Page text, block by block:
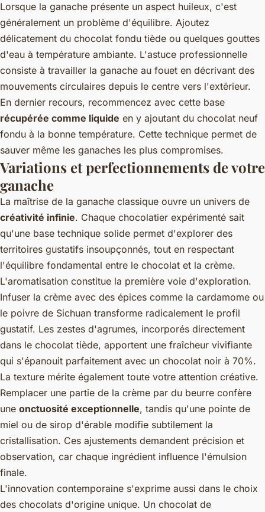
Lorsque la ganache présente un aspect huileux, c'est
généralement un problème d'équilibre. Ajoutez
délicatement du chocolat fondu tiède ou quelques gouttes
d'eau à température ambiante. L'astuce professionnelle
consiste à travailler la ganache au fouet en décrivant des
mouvements circulaires depuis le centre vers l'extérieur.
En dernier recours, recommencez avec cette base
récupérée comme liquide en y ajoutant du chocolat neuf
fondu à la bonne température. Cette technique permet de
sauver même les ganaches les plus compromises.
Variations et perfectionnements de votre
ganache
La maîtrise de la ganache classique ouvre un univers de
créativité infinie. Chaque chocolatier expérimenté sait
qu'une base technique solide permet d'explorer des
territoires gustatifs insoupçonnés, tout en respectant
l'équilibre fondamental entre le chocolat et la crème.
L'aromatisation constitue la première voie d'exploration.
Infuser la crème avec des épices comme la cardamome ou
le poivre de Sichuan transforme radicalement le profil
gustatif. Les zestes d'agrumes, incorporés directement
dans le chocolat tiède, apportent une fraîcheur vivifiante
qui s'épanouit parfaitement avec un chocolat noir à 70%.
La texture mérite également toute votre attention créative.
Remplacer une partie de la crème par du beurre confère
une onctuosité exceptionnelle, tandis qu'une pointe de
miel ou de sirop d'érable modifie subtilement la
cristallisation. Ces ajustements demandent précision et
observation, car chaque ingrédient influence l'émulsion
finale.
L'innovation contemporaine s'exprime aussi dans le choix
des chocolats d'origine unique. Un chocolat de